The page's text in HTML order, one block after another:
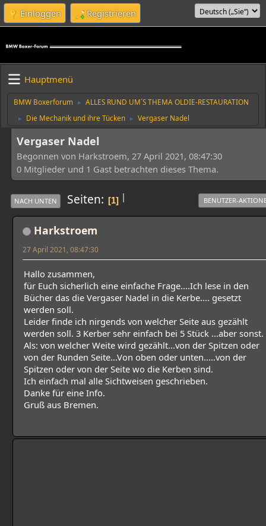
Einloggen Registrieren
Hauptmenü
BMW Boxerforum ► ALLES RUND UM´S THEMA OLDIE-RESTAURATION
► Die Mechanik und ihre Tücken ► Vergaser Nadel
Vergaser Nadel
Begonnen von Harkstroem, 27 April 2021, 08:47:30
0 Mitglieder und 1 Gast betrachten dieses Thema.
|
NACH UNTEN Seiten 1 BENUTZER-
Harkstroem
27 April 2021, 08:47:30
Hallo zusammen,
für Euch sicherlich eine einfache Frage....Ich lese in den
Bücher das die Vergaser Nadel in die Kerbe.... gesetzt
werden soll.
Leider finde ich nirgends von welcher Seite aus gezählt
werden soll. 3 Kerber sehr einfach bei 5 Stück ...aber sonst.
Als: von welcher Weite wird gezählt...von der Spitzen oder
von der Runden Seite...Von oben oder unten.....von der
Spitzen oder von der Seite wo die Kerben sind.
Ich einfach mal alle Sichtweisen geschrieben.
Danke für eine Info.
Gruß aus Bremen.